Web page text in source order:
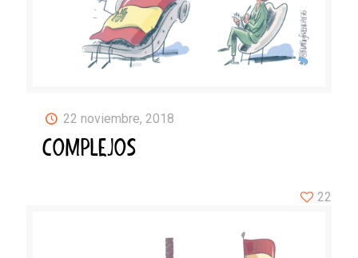
22 noviembre, 2018
COMPLEJOS
22